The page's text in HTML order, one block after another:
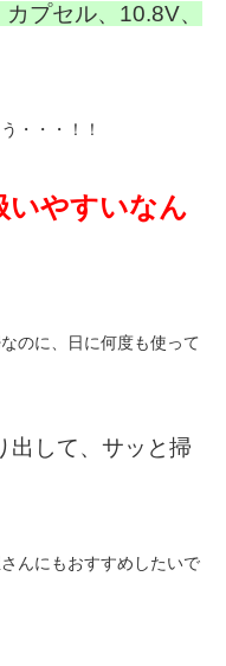
プセル、10.8V、
・・・！！
いやすいなん
のに、日に何度も使って
出して、サッと掃
んにもおすすめしたいで